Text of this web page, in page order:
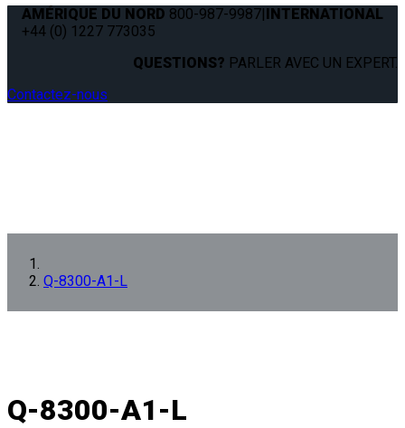
AMÉRIQUE DU NORD 800-987-9987|INTERNATIONAL
+44 (0) 1227 773035
QUESTIONS? PARLER AVEC UN EXPERT.
Contactez-nous
Q-8300-A1-L
Q-8300-A1-L